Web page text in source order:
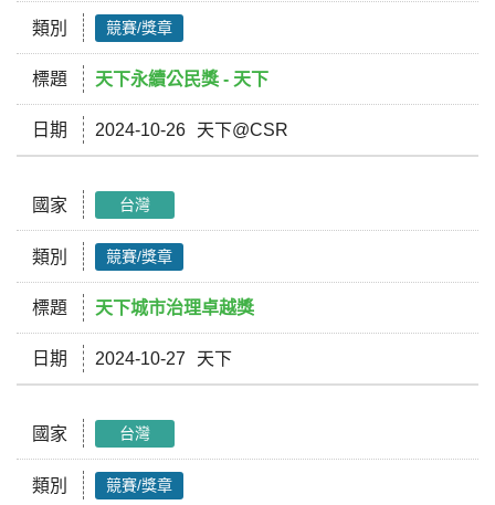
類別 競賽/獎章
標題 天下永續公民獎 - 天下
日期 2024-10-26 天下@CSR
國家 台灣
類別 競賽/獎章
標題 天下城市治理卓越獎
日期 2024-10-27 天下
國家 台灣
類別 競賽/獎章